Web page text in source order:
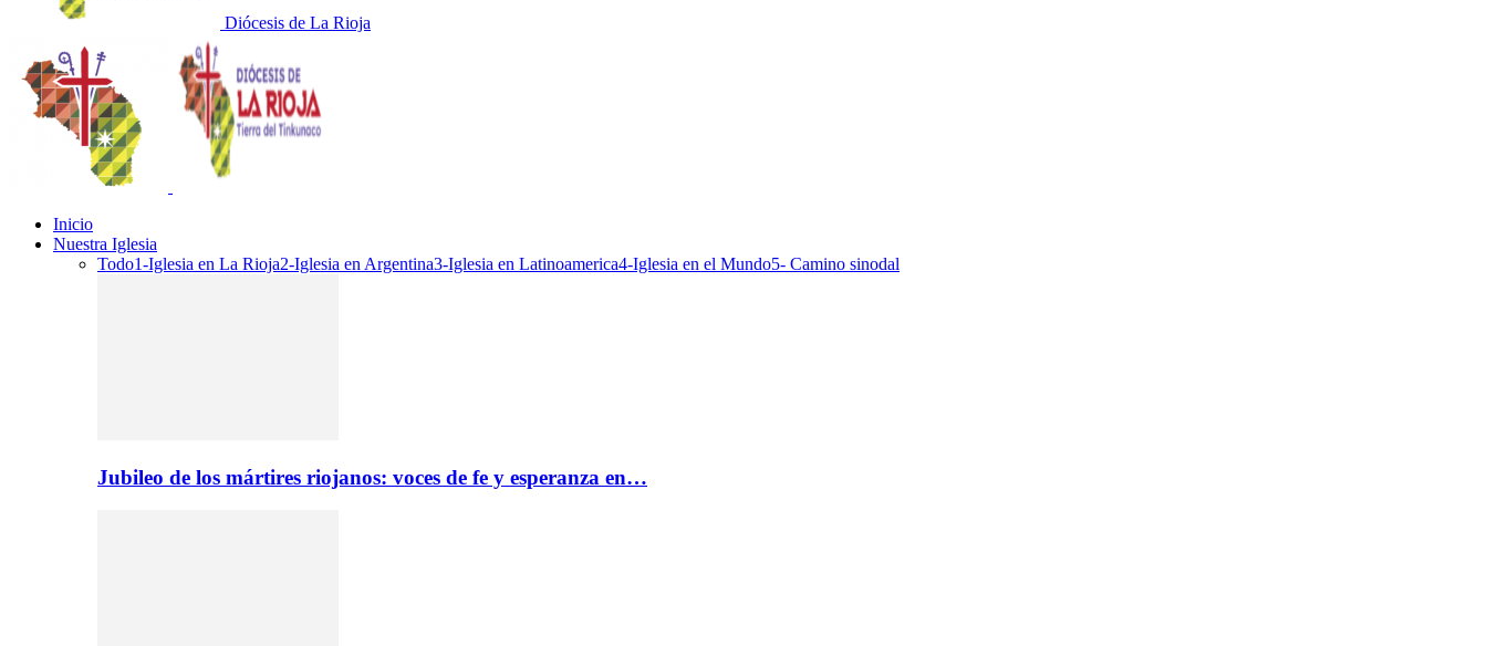
Diócesis de La Rioja
Inicio
Nuestra Iglesia
Todo1-Iglesia en La Rioja2-Iglesia en Argentina3-Iglesia en Latinoamerica4-Iglesia en el Mundo5- Camino sinodal
Jubileo de los mártires riojanos: voces de fe y esperanza en…